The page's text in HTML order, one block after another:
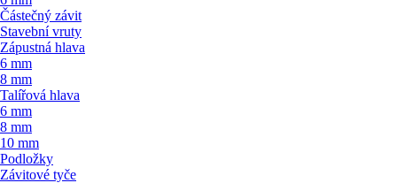
Částečný závit
Stavební vruty
Zápustná hlava
6 mm
8 mm
Talířová hlava
6 mm
8 mm
10 mm
Podložky
Závitové tyče